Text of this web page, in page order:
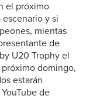
el próximo
escenario y si
mientas
de
U20 Trophy el
domingo,
estarán
de